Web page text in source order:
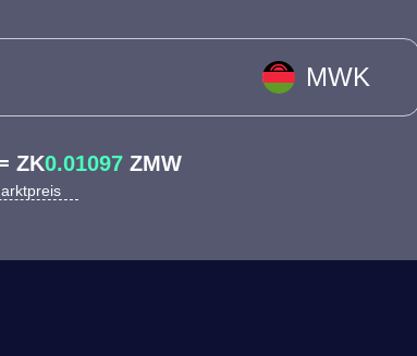
MWK
ZK0.01097 ZMW